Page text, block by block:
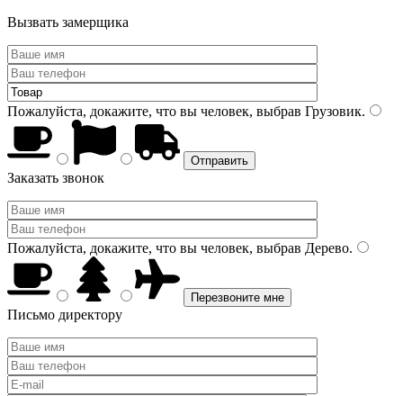
Вызвать замерщика
Пожалуйста, докажите, что вы человек, выбрав Грузовик.
Заказать звонок
Пожалуйста, докажите, что вы человек, выбрав Дерево.
Письмо директору